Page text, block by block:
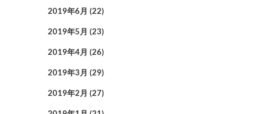
2019年6月 (22)
2019年5月 (23)
2019年4月 (26)
2019年3月 (29)
2019年2月 (27)